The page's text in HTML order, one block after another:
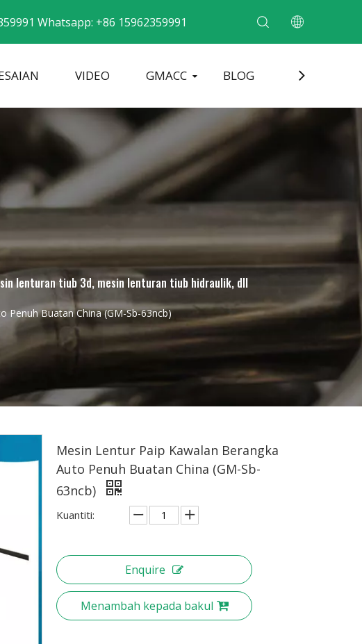
Whatsapp: +86 15962359991
VIDEO GMACC BLOG HUBUNGI
lenturan tiub 3d, mesin lenturan tiub hidraulik, dll
Penuh Buatan China (GM-Sb-63ncb)
Mesin Lentur Paip Kawalan Berangka
Auto Penuh Buatan China (GM-Sb-
63ncb)
Kuantiti:
Enquire
Menambah kepada bakul